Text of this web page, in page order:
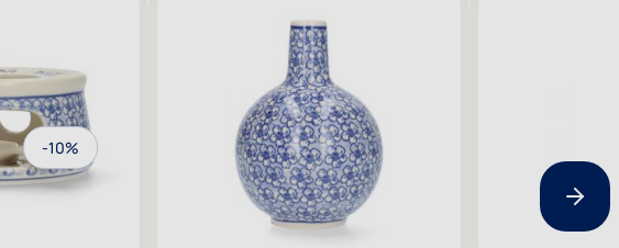
-10%